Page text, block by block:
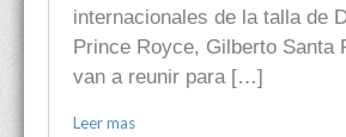
internacionales de la talla de
Prince Royce, Gilberto Santa
van a reunir para […]
Leer mas